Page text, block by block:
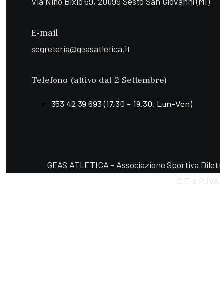
E-mail
segreteria@geasatletica.it
Telefono (attivo dal 2 Settembre)
353 42 39 693 (17.30 - 19.30, Lun-Ven)
GEAS ATLETICA - Associazione Sportiva
C.F. e